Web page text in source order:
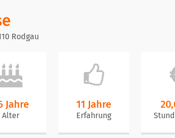
Rodgau
Jahre
Alter
11 Jahre
Erfahrung